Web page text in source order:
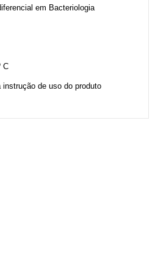
em Bacteriologia
C
de uso do produto